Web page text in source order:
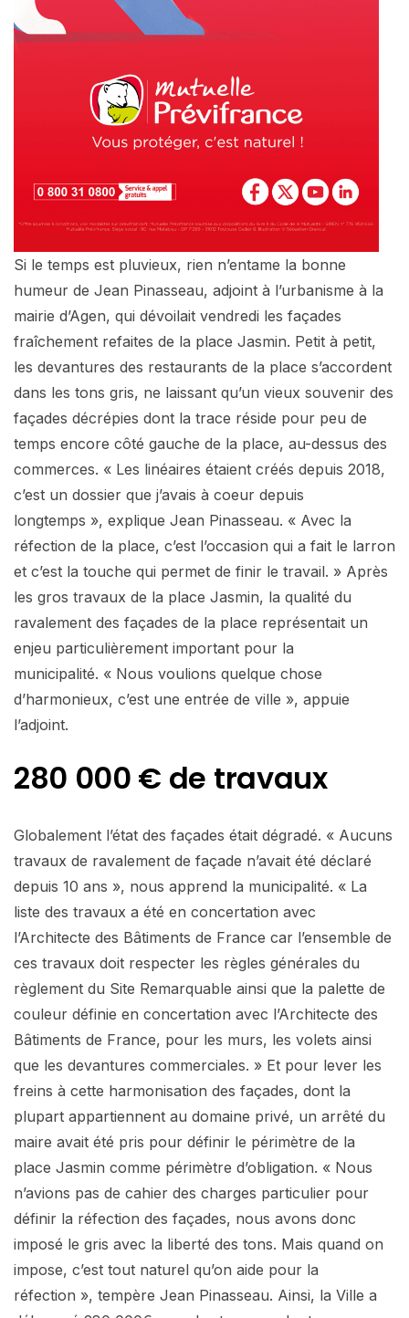
Si le temps est pluvieux, rien n’entame la bonne
humeur de Jean Pinasseau, adjoint à l’urbanisme à la
mairie d’Agen, qui dévoilait vendredi les façades
fraîchement refaites de la place Jasmin. Petit à petit,
les devantures des restaurants de la place s’accordent
dans les tons gris, ne laissant qu’un vieux souvenir des
façades décrépies dont la trace réside pour peu de
temps encore côté gauche de la place, au-dessus des
commerces. « Les linéaires étaient créés depuis 2018,
c’est un dossier que j’avais à coeur depuis
longtemps », explique Jean Pinasseau. « Avec la
réfection de la place, c’est l’occasion qui a fait le larron
et c’est la touche qui permet de finir le travail. » Après
les gros travaux de la place Jasmin, la qualité du
ravalement des façades de la place représentait un
enjeu particulièrement important pour la
municipalité. « Nous voulions quelque chose
d’harmonieux, c’est une entrée de ville », appuie
l’adjoint.
280 000 € de travaux
Globalement l’état des façades était dégradé. « Aucuns
travaux de ravalement de façade n’avait été déclaré
depuis 10 ans », nous apprend la municipalité. « La
liste des travaux a été en concertation avec
l’Architecte des Bâtiments de France car l’ensemble de
ces travaux doit respecter les règles générales du
règlement du Site Remarquable ainsi que la palette de
couleur définie en concertation avec l’Architecte des
Bâtiments de France, pour les murs, les volets ainsi
que les devantures commerciales. » Et pour lever les
freins à cette harmonisation des façades, dont la
plupart appartiennent au domaine privé, un arrêté du
maire avait été pris pour définir le périmètre de la
place Jasmin comme périmètre d’obligation. « Nous
n’avions pas de cahier des charges particulier pour
définir la réfection des façades, nous avons donc
imposé le gris avec la liberté des tons. Mais quand on
impose, c’est tout naturel qu’on aide pour la
réfection », tempère Jean Pinasseau. Ainsi, la Ville a